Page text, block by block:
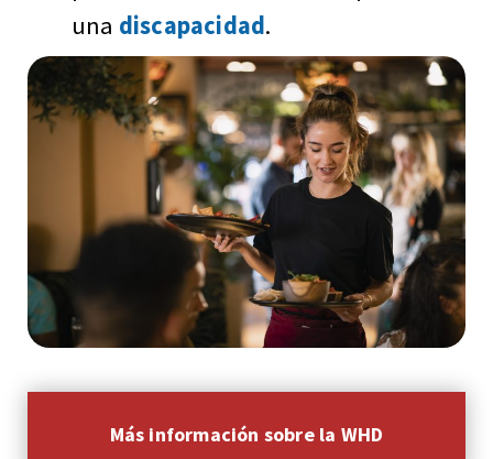
una discapacidad.
Más información sobre la WHD